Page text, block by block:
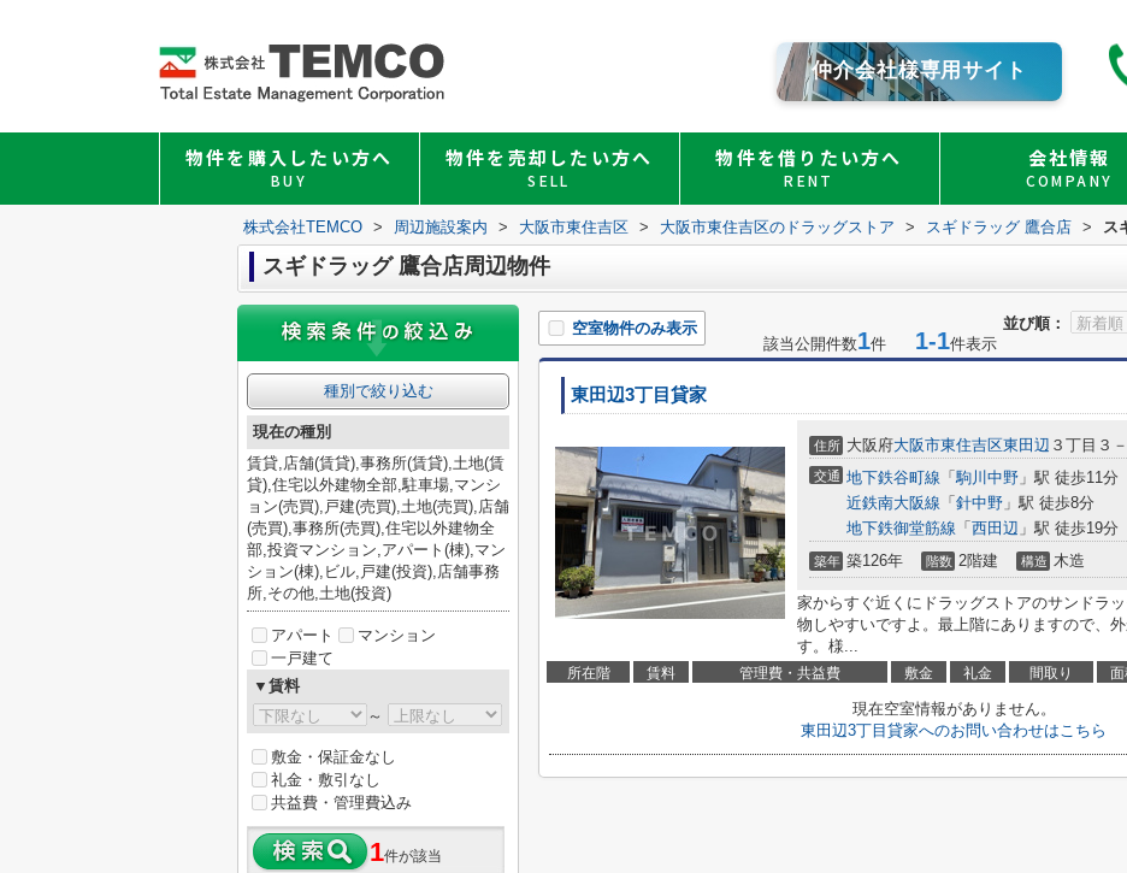
仲介会社様専用サイト
物件を購入したい方へ
BUY
物件を売却したい方へ
SELL
物件を借りたい方へ
RENT
会社情報
COMPANY
株式会社TEMCO > 周辺施設案内 > 大阪市東住吉区 > 大阪市東住吉区のドラッグストア > スギドラッグ 鷹合店 > ス
スギドラッグ 鷹合店周辺物件
並び順：
空室物件のみ表示
該当公開件数1件 1-1件表示
東田辺3丁目貸家
住所 大阪府大阪市東住吉区東田辺 ３丁目３
交通 地下鉄谷町線 「駒川中野 」駅 徒歩11分
近鉄南大阪線 「 針中野 」駅 徒歩8分
地下鉄御堂筋線 「 西田辺 」駅 徒歩19分
築年 築126年 階数 2階建 構造 木造
家からすぐ近くにドラッグストアのサンドラ
物しやすいですよ。最上階にありますので、
す。様...
所在階 賃料 管理費・共益費 敷金 礼金 間取り
現在空室情報がありません。
東田辺3丁目貸家へのお問い合わせはこちら
種別で絞り込む
現在の種別
賃貸,店舗(賃貸),事務所(賃貸),土地(賃
貸),住宅以外建物全部,駐車場,マンシ
ョン(売買),戸建(売買),土地(売買),店舗
(売買),事務所(売買),住宅以外建物全
部,投資マンション,アパート(棟),マン
ション(棟),ビル,戸建(投資),店舗事務
所,その他,土地(投資)
アパート
マンション
一戸建て
▼賃料
～
敷金・保証金なし
礼金・敷引なし
共益費・管理費込み
1件が該当